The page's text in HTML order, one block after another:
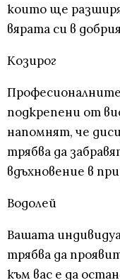
които ще
вярата си в
Козирог
Професионалните
подкрепени от
напомнят, че
трябва да
вдъхновение в
Водолей
Вашата
трябва да
към вас е да